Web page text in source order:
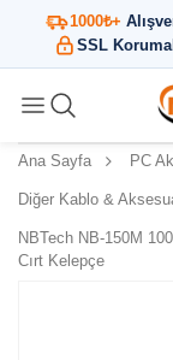
1000₺+
SSL
Ana Sayfa PC
Diğer Kablo &
NBTech NB-150M
Cırt Kelepçe